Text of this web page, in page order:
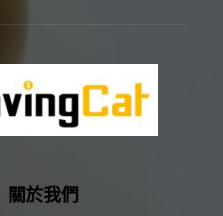
關於我們